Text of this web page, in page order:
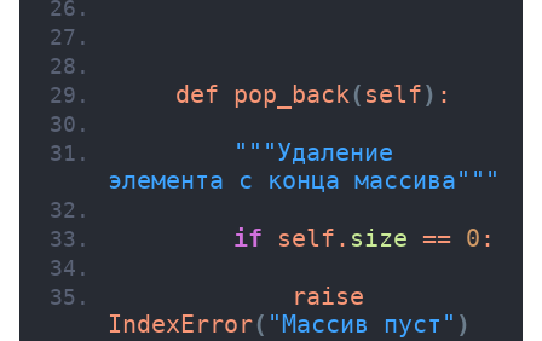
    def
pop_back( self) :
"" "Удаление
элемента с конца массива" ""
if self. size == 0 :
IndexError( "Массив пуст" )